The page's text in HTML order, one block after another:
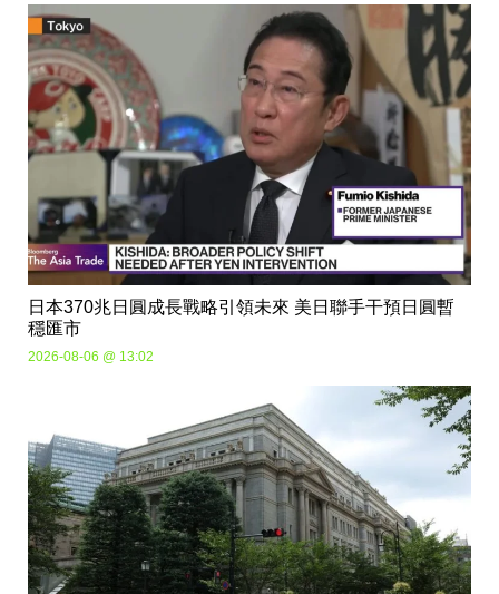
日本370兆日圓成長戰略引領未來 美日聯手干預日圓暫
穩匯市
2026-08-06 @ 13:02